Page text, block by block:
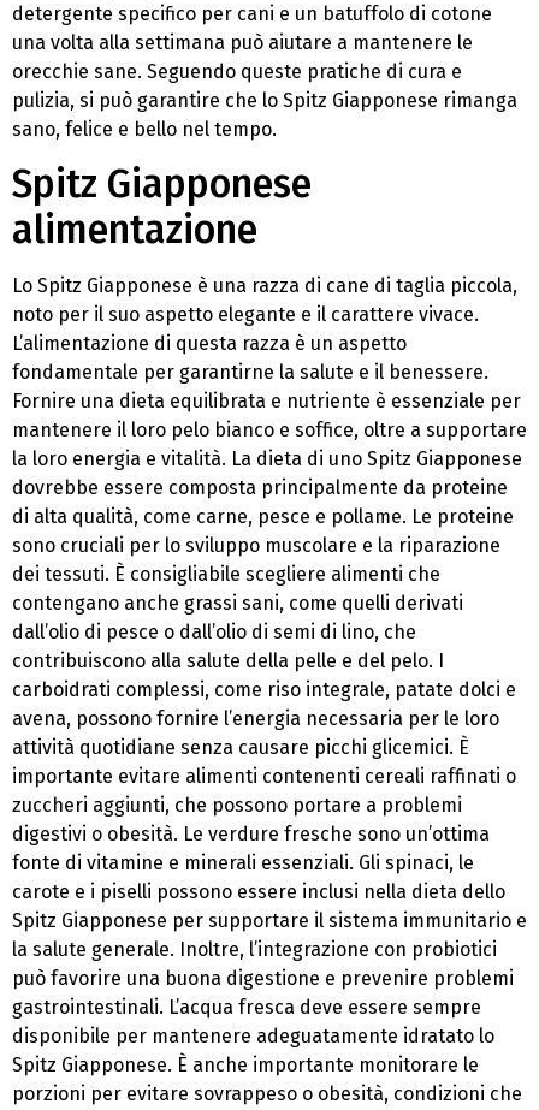
detergente specifico per cani e un batuffolo di cotone
una volta alla settimana può aiutare a mantenere le
orecchie sane. Seguendo queste pratiche di cura e
pulizia, si può garantire che lo Spitz Giapponese rimanga
sano, felice e bello nel tempo.
Spitz Giapponese
alimentazione
Lo Spitz Giapponese è una razza di cane di taglia piccola,
noto per il suo aspetto elegante e il carattere vivace.
L’alimentazione di questa razza è un aspetto
fondamentale per garantirne la salute e il benessere.
Fornire una dieta equilibrata e nutriente è essenziale per
mantenere il loro pelo bianco e soffice, oltre a supportare
la loro energia e vitalità. La dieta di uno Spitz Giapponese
dovrebbe essere composta principalmente da proteine
di alta qualità, come carne, pesce e pollame. Le proteine
sono cruciali per lo sviluppo muscolare e la riparazione
dei tessuti. È consigliabile scegliere alimenti che
contengano anche grassi sani, come quelli derivati
dall’olio di pesce o dall’olio di semi di lino, che
contribuiscono alla salute della pelle e del pelo. I
carboidrati complessi, come riso integrale, patate dolci e
avena, possono fornire l’energia necessaria per le loro
attività quotidiane senza causare picchi glicemici. È
importante evitare alimenti contenenti cereali raffinati o
zuccheri aggiunti, che possono portare a problemi
digestivi o obesità. Le verdure fresche sono un’ottima
fonte di vitamine e minerali essenziali. Gli spinaci, le
carote e i piselli possono essere inclusi nella dieta dello
Spitz Giapponese per supportare il sistema immunitario e
la salute generale. Inoltre, l’integrazione con probiotici
può favorire una buona digestione e prevenire problemi
gastrointestinali. L’acqua fresca deve essere sempre
disponibile per mantenere adeguatamente idratato lo
Spitz Giapponese. È anche importante monitorare le
porzioni per evitare sovrappeso o obesità, condizioni che